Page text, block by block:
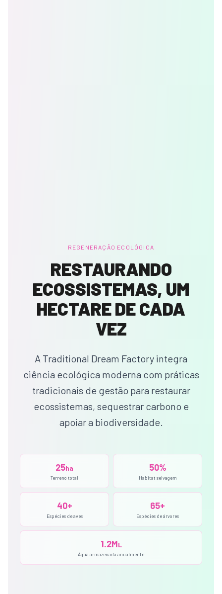
REGENERAÇÃO ECOLÓGICA
RESTAURANDO
ECOSSISTEMAS, UM
HECTARE DE CADA
VEZ
A Traditional Dream Factory integra
ciência ecológica moderna com práticas
tradicionais de gestão para restaurar
ecossistemas, sequestrar carbono e
apoiar a biodiversidade.
25ha
Terreno total
50%
Habitat selvagem
40+
Espécies de aves
65+
Espécies de árvores
1.2ML
Água armazenada anualmente